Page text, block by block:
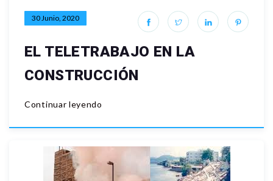
30 Junio, 2020
EL TELETRABAJO EN LA
CONSTRUCCIÓN
Continuar leyendo